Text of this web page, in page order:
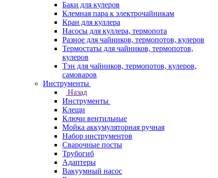
Баки для кулеров
Клемная пара к электрочайникам
Кран для куллера
Насосы для куллера, термопота
Разное для чайников, термопотов, кулеров
Термостаты для чайников, термопотов,
кулеров
Тэн для чайников, термопотов, кулеров,
самоваров
Инструменты
Назад
Инструменты
Клещи
Ключи вентильные
Мойка аккумуляторная ручная
Набор инструментов
Сварочные посты
Трубогиб
Aдаптеры
Вакуумный насос